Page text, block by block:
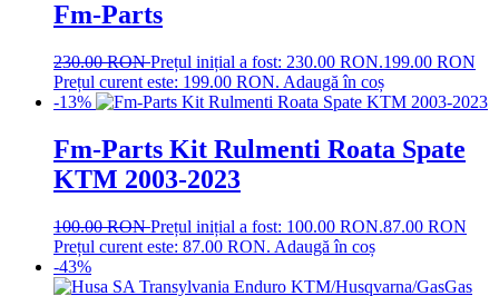
Fm-Parts
230.00RONPrețul inițial a fost: 230.00 RON.199.00 RON
Prețul curent este: 199.00 RON. Adaugă în coș
-13%
Fm-Parts Kit Rulmenti Roata Spate
KTM 2003-2023
100.00RONPrețul inițial a fost: 100.00 RON.87.00 RON
Prețul curent este: 87.00 RON. Adaugă în coș
-43%